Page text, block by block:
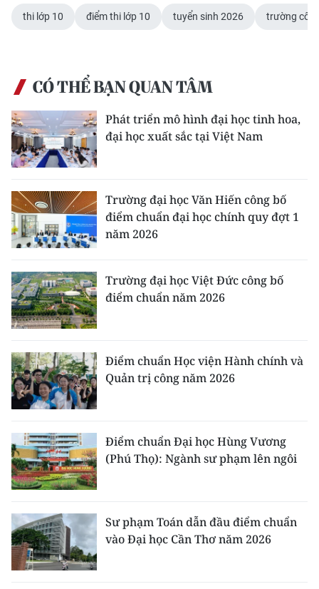
thi lớp 10 điểm thi lớp 10 tuyển sinh 2026 trường
CÓ THỂ BẠN QUAN TÂM
Phát triển mô hình đại học tinh hoa,
đại học xuất sắc tại Việt Nam
Trường đại học Văn Hiến công bố
điểm chuẩn đại học chính quy đợt 1
năm 2026
Trường đại học Việt Đức công bố
điểm chuẩn năm 2026
Điểm chuẩn Học viện Hành chính và
Quản trị công năm 2026
Điểm chuẩn Đại học Hùng Vương
(Phú Thọ): Ngành sư phạm lên ngôi
Sư phạm Toán dẫn đầu điểm chuẩn
vào Đại học Cần Thơ năm 2026